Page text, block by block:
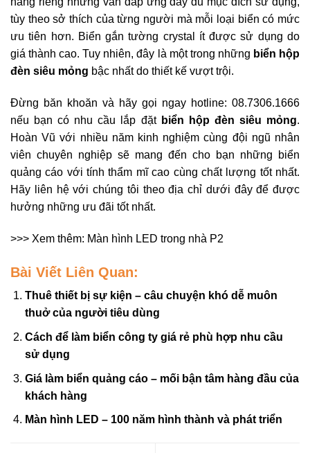
tùy theo sở thích của từng người mà mỗi loại biển có mức
ưu tiên hơn. Biển gắn tường crystal ít được sử dụng do
giá thành cao. Tuy nhiên, đây là một trong những biển hộp
đèn siêu mỏng bậc nhất do thiết kế vượt trội.
Đừng băn khoăn và hãy gọi ngay hotline: 08.7306.1666
nếu bạn có nhu cầu lắp đặt biển hộp đèn siêu mỏng.
Hoàn Vũ với nhiều năm kinh nghiệm cùng đội ngũ nhân
viên chuyên nghiệp sẽ mang đến cho bạn những biển
quảng cáo với tính thẩm mĩ cao cùng chất lượng tốt nhất.
Hãy liên hệ với chúng tôi theo địa chỉ dưới đây để được
hưởng những ưu đãi tốt nhất.
>>> Xem thêm: Màn hình LED trong nhà P2
Bài Viết Liên Quan:
Thuê thiết bị sự kiện – câu chuyện khó dễ muôn
thuở của người tiêu dùng
Cách để làm biển công ty giá rẻ phù hợp nhu cầu
sử dụng
Giá làm biển quảng cáo – mối bận tâm hàng đầu của
khách hàng
Màn hình LED – 100 năm hình thành và phát triển